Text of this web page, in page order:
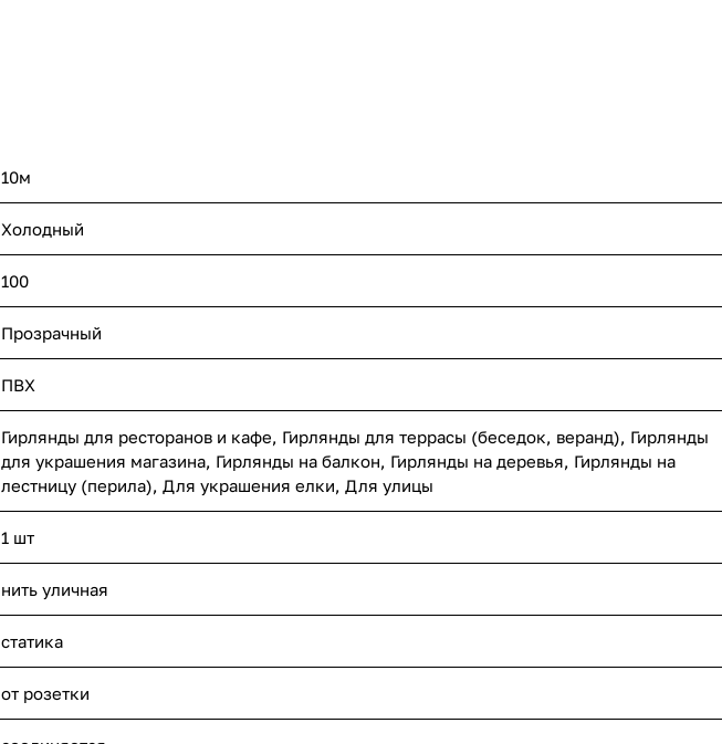
10м
Холодный
100
Прозрачный
ПВХ
Гирлянды для ресторанов и кафе, Гирлянды для террасы (беседок, веранд), Гирлянды
для украшения магазина, Гирлянды на балкон, Гирлянды на деревья, Гирлянды на
лестницу (перила), Для украшения елки, Для улицы
1 шт
нить уличная
статика
от розетки